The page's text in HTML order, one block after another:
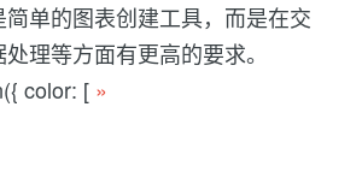
单的图表创建工具，而是在交
理等方面有更高的要求。
color: [ »